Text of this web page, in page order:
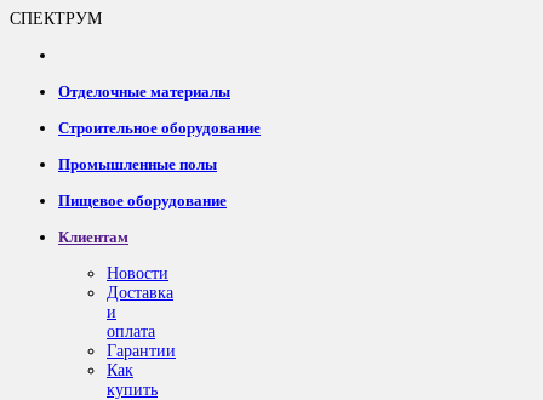
СПЕКТРУМ
Отделочные материалы
Строительное оборудование
Промышленные полы
Пищевое оборудование
Клиентам
Новости
Доставка
и
оплата
Гарантии
Как
купить